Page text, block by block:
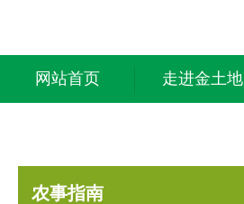
网站首页 走进金土地
农事指南